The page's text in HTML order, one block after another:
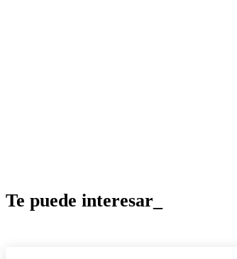
Te puede interesar_